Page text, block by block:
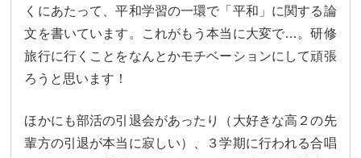
国際交流行事 1年留学の制度
1年留学の留学先 本校の姉妹校・友好校
学校説明会等イベント情報 デジタルパンフレット
くにあたって、平和学習の一環で「平和」に関する論
文を書いています。これがもう本当に大変で…。研修
旅行に行くことをなんとかモチベーションにして頑張
ろうと思います！
ほかにも部活の引退会があったり（大好きな高２の先
輩方の引退が本当に寂しい）、３学期に行われる合唱